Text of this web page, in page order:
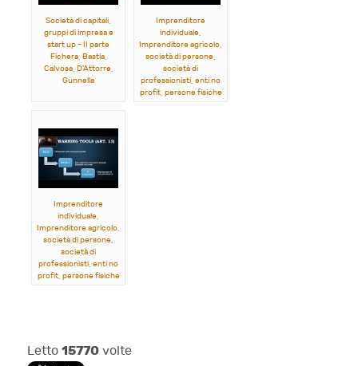
Società di capitali,
gruppi di impresa e
start up - II parte
Fichera, Bastia,
Calvosa, D'Attorre,
Gunnella
Imprenditore
individuale,
Imprenditore agricolo,
società di persone,
società di
professionisti, enti no
profit, persone fisiche
Imprenditore
individuale,
Imprenditore agricolo,
società di persone,
società di
professionisti, enti no
profit, persone fisiche
Letto 15770 volte